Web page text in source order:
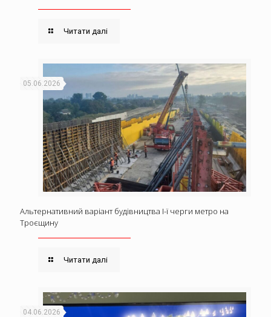
Читати далі
05.06.2026
Альтернативний варіант будівництва І-ї черги метро на
Троєщину
Читати далі
04.06.2026